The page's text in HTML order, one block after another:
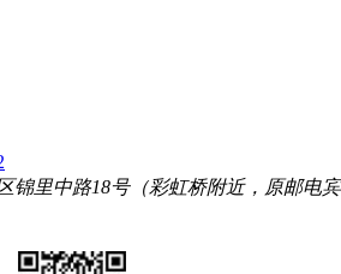
锦里中路18号（彩虹桥附近，原邮电宾